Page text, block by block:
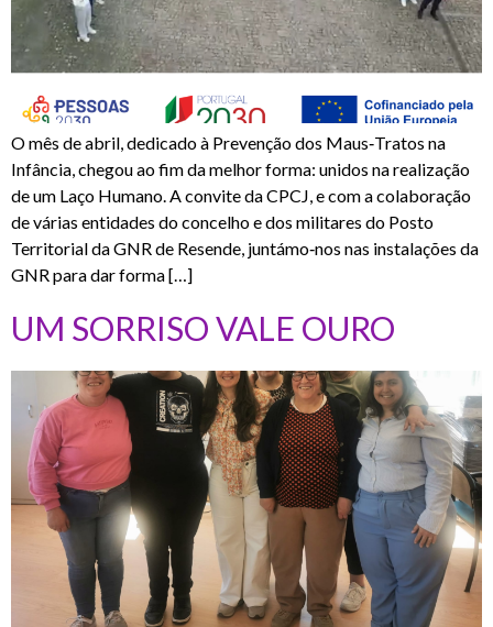
O mês de abril, dedicado à Prevenção dos Maus‑Tratos na
Infância, chegou ao fim da melhor forma: unidos na realização
de um Laço Humano. A convite da CPCJ, e com a colaboração
de várias entidades do concelho e dos militares do Posto
Territorial da GNR de Resende, juntámo‑nos nas instalações da
GNR para dar forma […]
UM SORRISO VALE OURO